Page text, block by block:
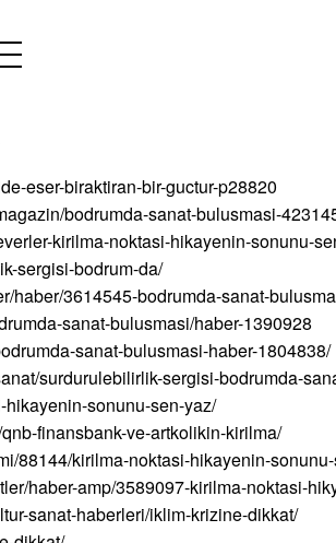
eser-biraktiran-bir-guctur-p28820
bodrumda-sanat-bulusmasi-
kirilma-noktasi-hikayenin-sonunu-
sergisi-bodrum-da/
haber/3614545-bodrumda-sanat-
sanat-bulusmasi/haber-1390928
sanat-bulusmasi-haber-1804838/
surdurulebilirlik-sergisi-bodrumda-
hikayenin-sonunu-sen-yaz/
finansbank-ve-artkolikin-kirilma/
88144/kirilma-noktasi-hikayenin-
haber-amp/3589097-kirilma-noktasi-
sanat-haberleri/iklim-krizine-dikkat/